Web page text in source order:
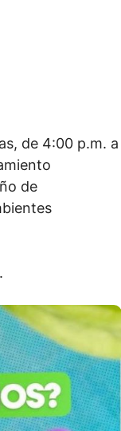
de 4:00 p.m. a
de
.